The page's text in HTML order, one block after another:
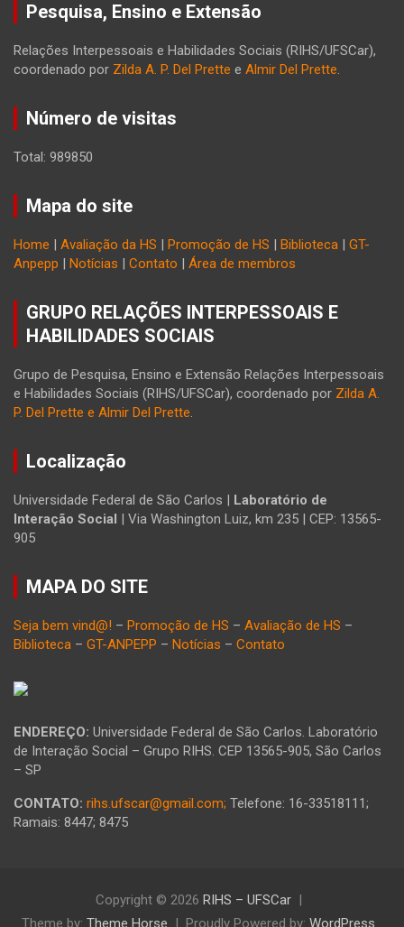
Pesquisa, Ensino e Extensão
Relações Interpessoais e Habilidades Sociais (RIHS/UFSCar),
coordenado por Zilda A. P. Del Prette e Almir Del Prette.
Número de visitas
Total: 989850
Mapa do site
Home Avaliação da HS Promoção de HS Biblioteca
GT-
Anpepp
Notícias Contato Área de membros
GRUPO RELAÇÕES INTERPESSOAIS E
HABILIDADES SOCIAIS
Grupo de Pesquisa, Ensino e Extensão Relações Interpessoais
e Habilidades Sociais (RIHS/UFSCar), coordenado por Zilda A.
P. Del Prette e Almir Del Prette.
Localização
Universidade Federal de São Carlos |
Laboratório de
Interação Social
| Via Washington Luiz, km 235 | CEP: 13565-
905
MAPA DO SITE
Seja bem vind@! – Promoção de HS – Avaliação de HS –
Biblioteca – GT-ANPEPP – Notícias – Contato
ENDEREÇO: Universidade Federal de São Carlos. Laboratório
de Interação Social – Grupo RIHS. CEP 13565-905, São Carlos
– SP
CONTATO: rihs.ufscar@gmail.com; Telefone: 16-33518111;
Ramais: 8447; 8475
Copyright © 2026 RIHS – UFSCar
Theme by: Theme Horse Proudly Powered by: WordPress